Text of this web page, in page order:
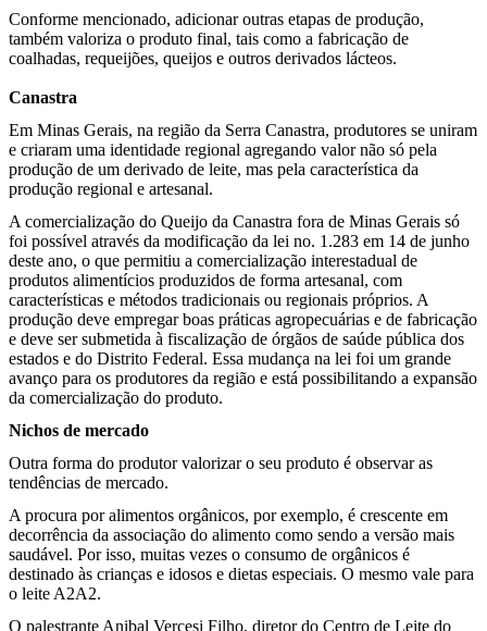
Conforme mencionado, adicionar outras etapas de produção,
também valoriza o produto final, tais como a fabricação de
coalhadas, requeijões, queijos e outros derivados lácteos.
Canastra
Em Minas Gerais, na região da Serra Canastra, produtores se uniram
e criaram uma identidade regional agregando valor não só pela
produção de um derivado de leite, mas pela característica da
produção regional e artesanal.
A comercialização do Queijo da Canastra fora de Minas Gerais só
foi possível através da modificação da lei no. 1.283 em 14 de junho
deste ano, o que permitiu a comercialização interestadual de
produtos alimentícios produzidos de forma artesanal, com
características e métodos tradicionais ou regionais próprios. A
produção deve empregar boas práticas agropecuárias e de fabricação
e deve ser submetida à fiscalização de órgãos de saúde pública dos
estados e do Distrito Federal. Essa mudança na lei foi um grande
avanço para os produtores da região e está possibilitando a expansão
da comercialização do produto.
Nichos de mercado
Outra forma do produtor valorizar o seu produto é observar as
tendências de mercado.
A procura por alimentos orgânicos, por exemplo, é crescente em
decorrência da associação do alimento como sendo a versão mais
saudável. Por isso, muitas vezes o consumo de orgânicos é
destinado às crianças e idosos e dietas especiais. O mesmo vale para
o leite A2A2.
O palestrante Anibal Vercesi Filho, diretor do Centro de Leite do